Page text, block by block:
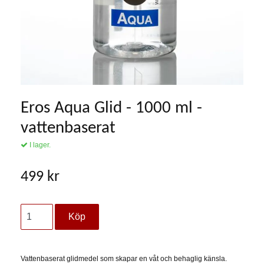
Eros Aqua Glid - 1000 ml -
vattenbaserat
I lager.
499 kr
Vattenbaserat glidmedel som skapar en våt och behaglig känsla.